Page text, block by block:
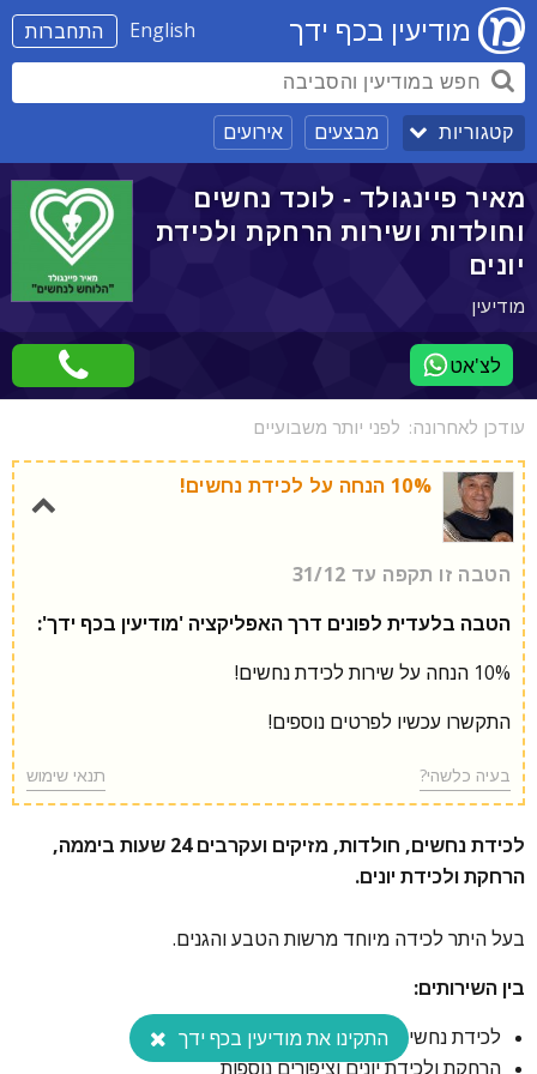
התחברות English מודיעין בכף ידך
קטגוריות מבצעים אירועים
מאיר פיינגולד - לוכד נחשים
וחולדות ושירות הרחקת ולכידת
יונים
מודיעין
לצ'אט
עודכן לאחרונה: לפני יותר משבועיים
10% הנחה על לכידת נחשים!
הטבה זו תקפה עד 31/12
הטבה בלעדית לפונים דרך האפליקציה 'מודיעין בכף ידך':
10% הנחה על שירות לכידת נחשים!
התקשרו עכשיו לפרטים נוספים!
תנאי שימוש בעיה כלשהי?
לכידת נחשים, חולדות, מזיקים ועקרבים 24 שעות ביממה,
הרחקת ולכידת יונים.
בעל היתר לכידה מיוחד מרשות הטבע והגנים.
בין השירותים:
לכידת נחשים, חולדות, מזיקים ועקרבים
הרחקת ולכידת יונים וציפורים נוספות
התקינו את מודיעין בכף ידך